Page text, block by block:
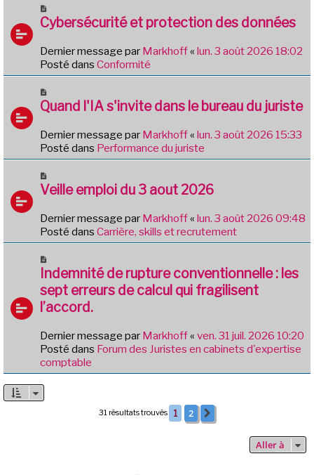
s
a
g
e
o
u
v
e
a
m
e
s
a
Cybersécurité et protection des données
Dernier message par Markhoff« lun. 3 août 2026 18:02
Posté dans Conformité
o
u
v
e
a
m
e
s
a
Quand l'IA s'invite dans le bureau du juriste
Dernier message par Markhoff« lun. 3 août 2026 15:33
Posté dans Performance du juriste
o
v
e
a
m
e
s
s
g
e
Veille emploi du 3 aout 2026
Dernier message par Markhoff« lun. 3 août 2026 09:48
Posté dans Carrière, skills et recrutement
o
u
v
e
u
m
e
s
Indemnité de rupture conventionnelle : les
sept erreurs de calcul qui fragilisent
l’accord.
Dernier message par Markhoff« ven. 31 juil. 2026 10:20
Posté dans Forum des Juristes en cabinets d'expertise
comptable
31 résultats trouvés 1 2
Aller à